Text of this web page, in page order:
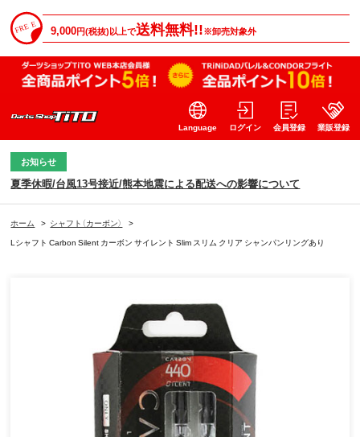
9,000円(税抜)以上で送料無料!!※卸売対象外
Language ログイン 会員登録 業販登録
お知らせ
夏季休暇/台風13号接近/熊本地震による配送への影響について
ホーム > シャフト（カーボン）
>
Lシャフト Carbon Silent カーボン サイレント Slim スリム クリア シャンパンリングあり